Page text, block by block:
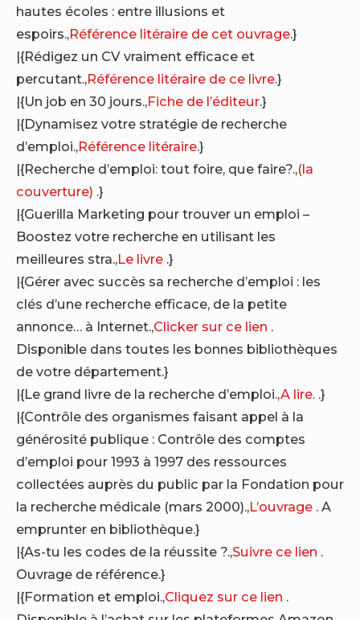
hautes écoles : entre illusions et
espoirs.,Référence litéraire de cet ouvrage.}
|{Rédigez un CV vraiment efficace et
percutant.,Référence litéraire de ce livre.}
|{Un job en 30 jours.,Fiche de l’éditeur.}
|{Dynamisez votre stratégie de recherche
d’emploi.,Référence litéraire.}
|{Recherche d’emploi: tout foire, que faire?.,(la
couverture) .}
|{Guerilla Marketing pour trouver un emploi –
Boostez votre recherche en utilisant les
meilleures stra.,Le livre .}
|{Gérer avec succès sa recherche d’emploi : les
clés d’une recherche efficace, de la petite
annonce… à Internet.,Clicker sur ce lien .
Disponible dans toutes les bonnes bibliothèques
de votre département.}
|{Le grand livre de la recherche d’emploi.,A lire. .}
|{Contrôle des organismes faisant appel à la
générosité publique : Contrôle des comptes
d’emploi pour 1993 à 1997 des ressources
collectées auprès du public par la Fondation pour
la recherche médicale (mars 2000).,L’ouvrage . A
emprunter en bibliothèque.}
|{As-tu les codes de la réussite ?.,Suivre ce lien .
Ouvrage de référence.}
|{Formation et emploi.,Cliquez sur ce lien .